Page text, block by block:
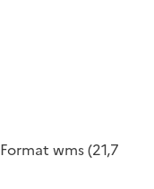
Format wms(21,7